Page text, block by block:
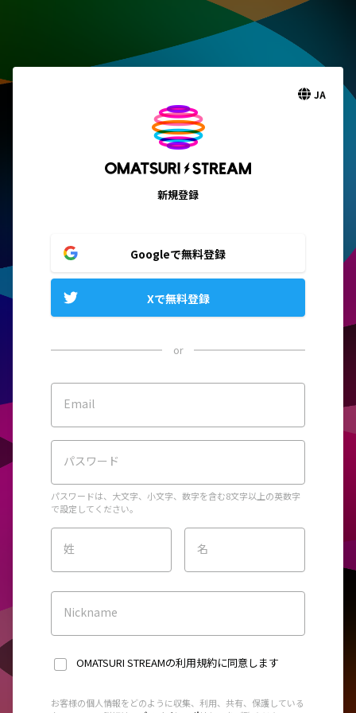
JA
新規登録
Googleで無料登録
Xで無料登録
or
Email
パスワード
パスワードは、大文字、小文字、数字を含む8文字以上の英数字
で設定してください。
姓 名
Nickname
OMATSURI STREAMの利用規約に同意します
お客様の個人情報をどのように収集、利用、共有、保護している